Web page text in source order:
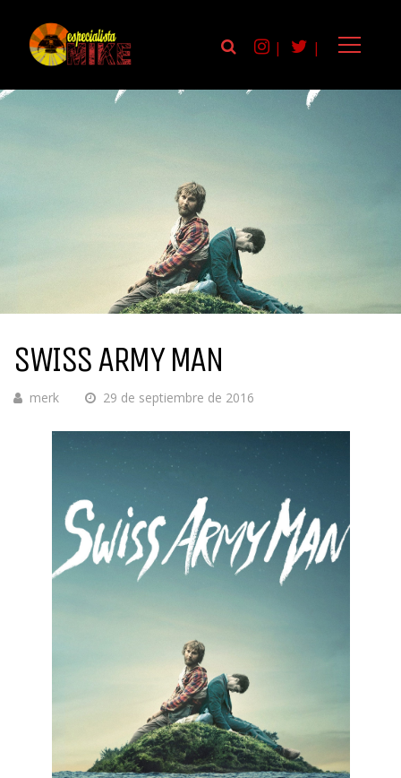
| |
SWISS ARMY MAN
merk 29 de septiembre de 2016